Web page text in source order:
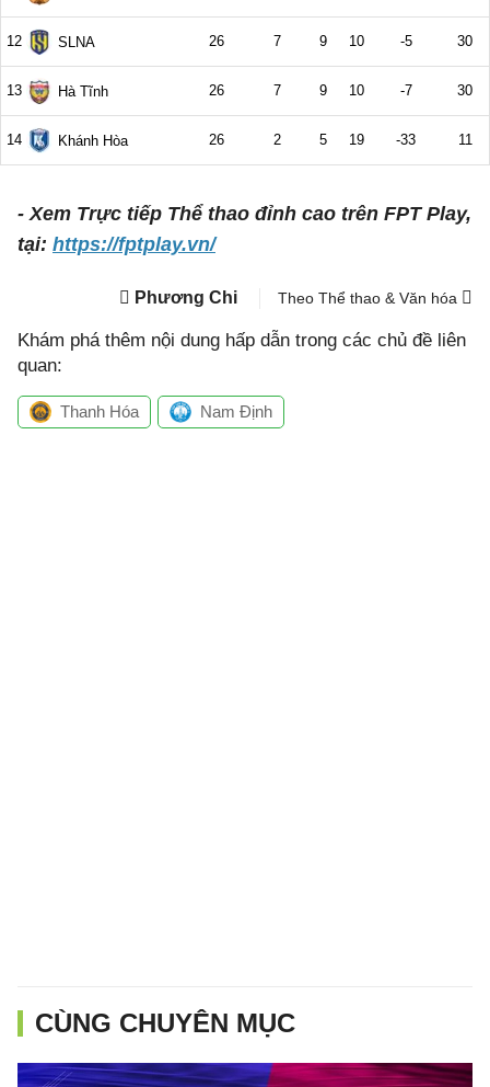
- Xem Trực tiếp Thể thao đỉnh cao trên FPT Play,
tại: https://fptplay.vn/
Phương Chi Theo Thể thao & Văn hóa
Khám phá thêm nội dung hấp dẫn trong các chủ đề liên
quan:
Thanh Hóa Nam Định
CÙNG CHUYÊN MỤC